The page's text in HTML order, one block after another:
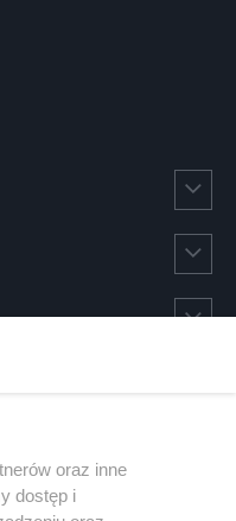
oraz inne
dostęp i